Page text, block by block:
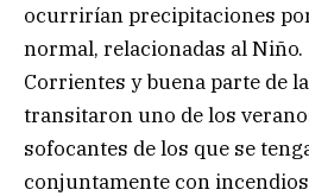
ocurrirían precipitaciones
normal, relacionadas al Niño.
Corrientes y buena parte de
transitaron uno de los
sofocantes de los que se
conjuntamente con